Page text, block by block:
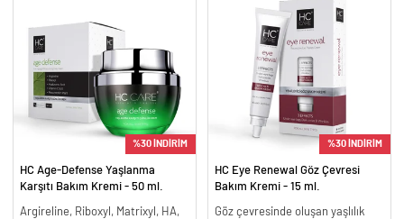
%30 İNDİRİM
HC Age-Defense Yaşlanma
Karşıtı Bakım Kremi - 50 ml.
Argireline, Riboxyl, Matrixyl, HA,
%30 İNDİRİM
HC Eye Renewal Göz Çevresi
Bakım Kremi - 15 ml.
Göz çevresinde oluşan yaşlılık